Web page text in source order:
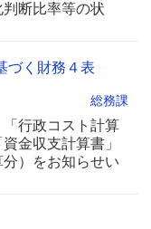
断比率等の状
づく財務４表
総務課
行政コスト計算
金収支計算書」
）をお知らせい